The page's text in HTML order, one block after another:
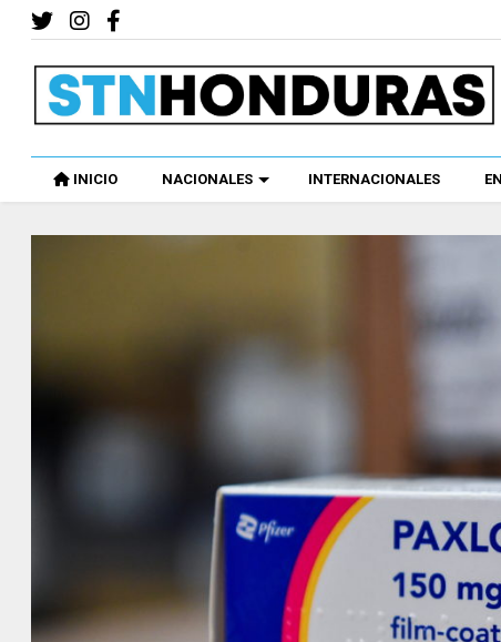
INICIO NACIONALES INTERNACIONALES